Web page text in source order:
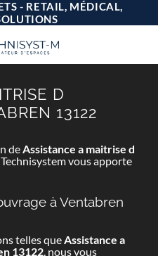
- RETAIL, MÉDICAL,
D
13122
deAssistance a maitrise d
Technisystem vous apporte
à Ventabren
telles queAssistance a
13122, nous vous